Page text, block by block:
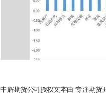
中辉期货公司授权文本由“专注期货